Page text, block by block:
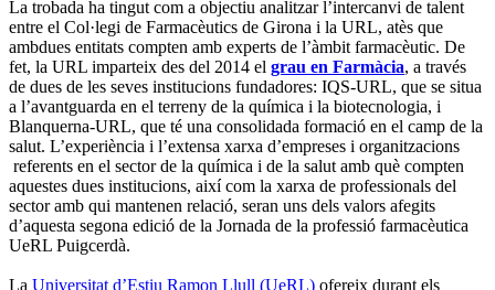
La trobada ha tingut com a objectiu analitzar l’intercanvi de talent
entre el Col·legi de Farmacèutics de Girona i la URL, atès que
ambdues entitats compten amb experts de l’àmbit farmacèutic. De
fet, la URL imparteix des del 2014 el grau en Farmàcia, a través
de dues de les seves institucions fundadores: IQS-URL, que se situa
a l’avantguarda en el terreny de la química i la biotecnologia, i
Blanquerna-URL, que té una consolidada formació en el camp de la
salut. L’experiència i l’extensa xarxa d’empreses i organitzacions
referents en el sector de la química i de la salut amb què compten
aquestes dues institucions, així com la xarxa de professionals del
sector amb qui mantenen relació, seran uns dels valors afegits
d’aquesta segona edició de la Jornada de la professió farmacèutica
UeRL Puigcerdà.
La Universitat d’Estiu Ramon Llull (UeRL) ofereix durant els